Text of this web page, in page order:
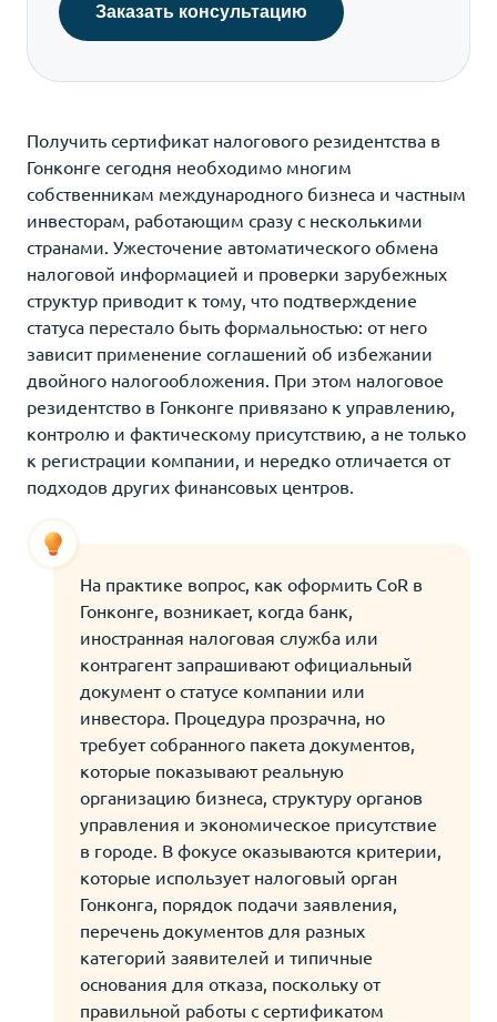
Заказать консультацию
Получить сертификат налогового резидентства в
Гонконге сегодня необходимо многим
собственникам международного бизнеса и частным
инвесторам, работающим сразу с несколькими
странами. Ужесточение автоматического обмена
налоговой информацией и проверки зарубежных
структур приводит к тому, что подтверждение
статуса перестало быть формальностью: от него
зависит применение соглашений об избежании
двойного налогообложения. При этом налоговое
резидентство в Гонконге привязано к управлению,
контролю и фактическому присутствию, а не только
к регистрации компании, и нередко отличается от
подходов других финансовых центров.
На практике вопрос, как оформить CoR в
Гонконге, возникает, когда банк,
иностранная налоговая служба или
контрагент запрашивают официальный
документ о статусе компании или
инвестора. Процедура прозрачна, но
требует собранного пакета документов,
которые показывают реальную
организацию бизнеса, структуру органов
управления и экономическое присутствие
в городе. В фокусе оказываются критерии,
которые использует налоговый орган
Гонконга, порядок подачи заявления,
перечень документов для разных
категорий заявителей и типичные
основания для отказа, поскольку от
правильной работы с сертификатом